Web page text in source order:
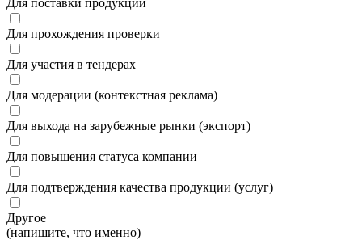
Для поставки продукции
Для прохождения проверки
Для участия в тендерах
Для модерации (контекстная реклама)
Для выхода на зарубежные рынки (экспорт)
Для повышения статуса компании
Для подтверждения качества продукции (услуг)
Другое
(напишите, что именно)